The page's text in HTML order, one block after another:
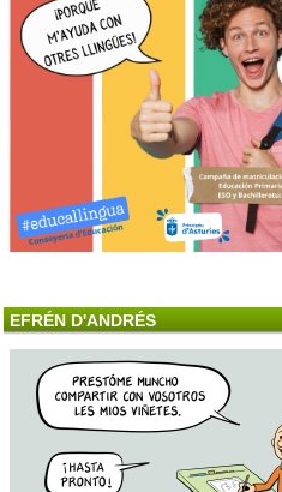
EFRÉN D'ANDRÉS